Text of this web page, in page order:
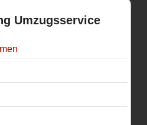
Umzugsservice